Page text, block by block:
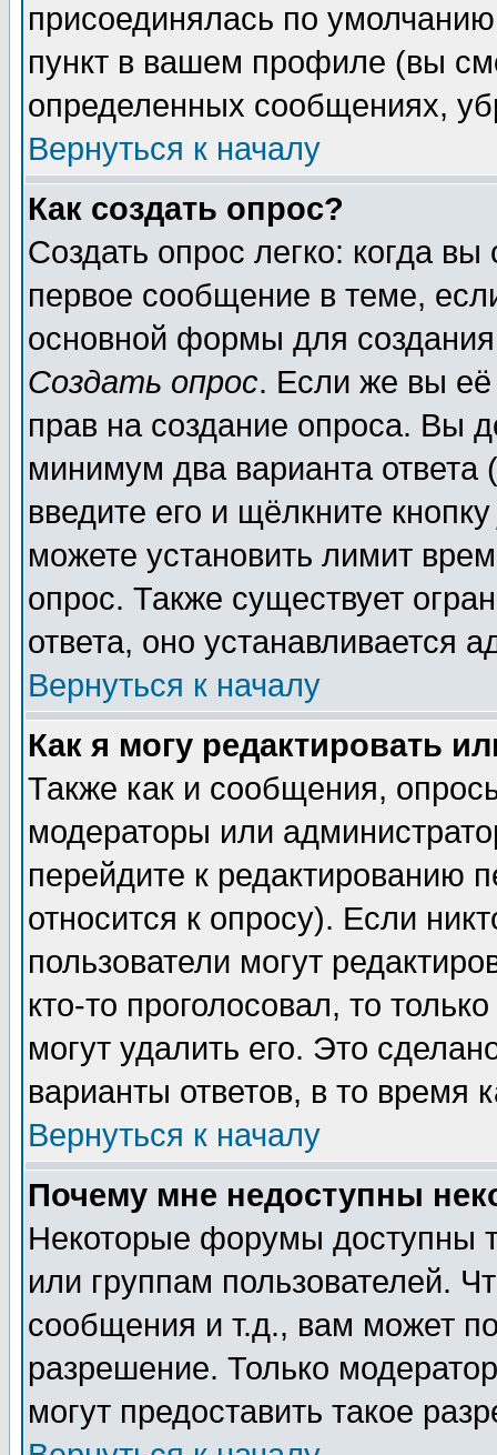
присоединялась по
пункт в вашем профиле (вы
определенных сообщениях,
Вернуться к началу
Как создать опрос?
Создать опрос легко: когда
первое сообщение в теме,
основной формы для
Создать опрос. Если же вы её
прав на создание опроса. Вы
минимум два варианта ответа
введите его и щёлкните
можете установить лимит
опрос. Также существует
ответа, оно устанавливается
Вернуться к началу
Как я могу редактировать
Также как и сообщения,
модераторы или
перейдите к редактированию
относится к опросу). Если
пользователи могут
кто-то проголосовал, то
могут удалить его. Это
варианты ответов, в то время
Вернуться к началу
Почему мне недоступны
Некоторые форумы доступны
или группам пользователей.
сообщения и т.д., вам может
разрешение. Только
могут предоставить такое